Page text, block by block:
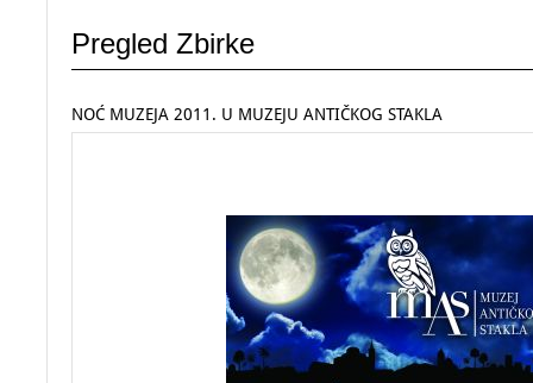
Pregled Zbirke
NOĆ MUZEJA 2011. U MUZEJU ANTIČKOG STAKLA